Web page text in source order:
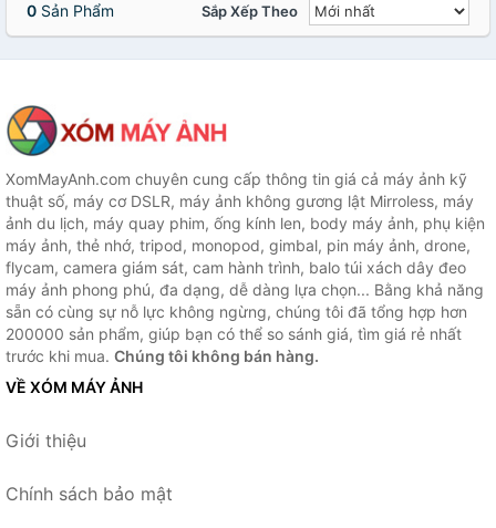
0 Sản Phẩm Sắp Xếp Theo
XomMayAnh.com chuyên cung cấp thông tin giá cả máy ảnh kỹ
thuật số, máy cơ DSLR, máy ảnh không gương lật Mirroless, máy
ảnh du lịch, máy quay phim, ống kính len, body máy ảnh, phụ kiện
máy ảnh, thẻ nhớ, tripod, monopod, gimbal, pin máy ảnh, drone,
flycam, camera giám sát, cam hành trình, balo túi xách dây đeo
máy ảnh phong phú, đa dạng, dễ dàng lựa chọn... Bằng khả năng
sẵn có cùng sự nỗ lực không ngừng, chúng tôi đã tổng hợp hơn
200000 sản phẩm, giúp bạn có thể so sánh giá, tìm giá rẻ nhất
trước khi mua. Chúng tôi không bán hàng.
VỀ XÓM MÁY ẢNH
Giới thiệu
Chính sách bảo mật